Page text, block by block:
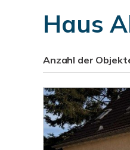
Haus
Anzahl der